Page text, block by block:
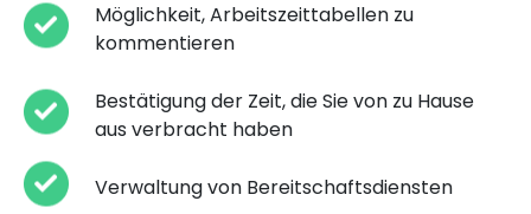
Möglichkeit, Arbeitszeittabellen zu
kommentieren
Bestätigung der Zeit, die Sie von zu Hause
aus verbracht haben
Verwaltung von Bereitschaftsdiensten